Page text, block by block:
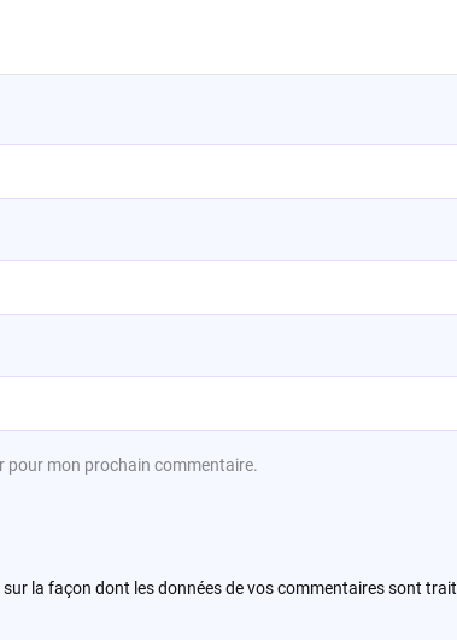
pour mon prochain commentaire.
sur la façon dont les données de vos commentaires sont